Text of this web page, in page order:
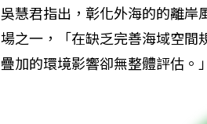
吳慧君指出，彰化外海的的離岸
場之一，「在缺乏完善海域空間
疊加的環境影響卻無整體評估。